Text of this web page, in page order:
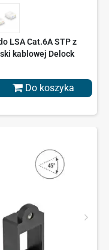
LSA Cat.6A STP z
kablowej Delock
Do koszyka